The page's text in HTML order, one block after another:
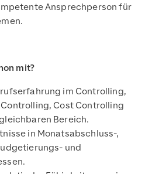
Ansprechperson für
mit?
im Controlling,
Controlling, Cost Controlling
Bereich.
in Monatsabschluss-,
und